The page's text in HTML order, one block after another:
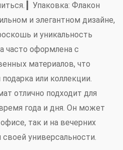
▎ Упаковка: Флакон
и элегантном дизайне,
и уникальность
часто оформлена с
материалов, что
или коллекции.
отлично подходит для
года и дня. Он может
так и на вечерних
своей универсальности.